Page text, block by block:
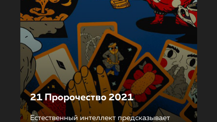
21 Пророчество 2021
Естественный интеллект предсказывает